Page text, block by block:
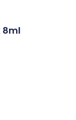
8ml